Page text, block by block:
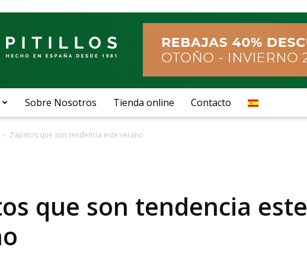
Sobre Nosotros Tienda online Contacto
Zapatos que son tendencia este verano
que son tendencia este